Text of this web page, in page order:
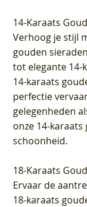
14-Karaats
Verhoog je stijl
gouden
tot elegante 14-
14-karaats
perfectie
gelegenheden
onze 14-
schoonheid.
18-Karaats
Ervaar de
18-karaats